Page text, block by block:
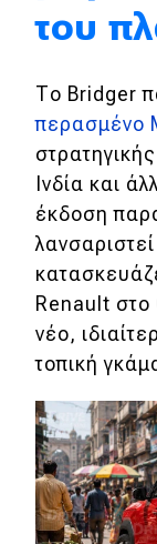
Νέα
Τεχνολογία
Mobility
Σταθμοί
Classic
Νέα
DRIVE
του
Το Bridger
περασμένο
Ινδία και
έκδοση
Renault
νέο,
τοπική